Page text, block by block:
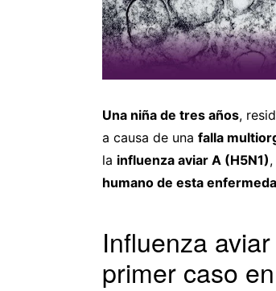
Una niña de tres años,
a causa de una falla
la influenza aviar A (H5N1)
humano de esta
Influenza
primer caso